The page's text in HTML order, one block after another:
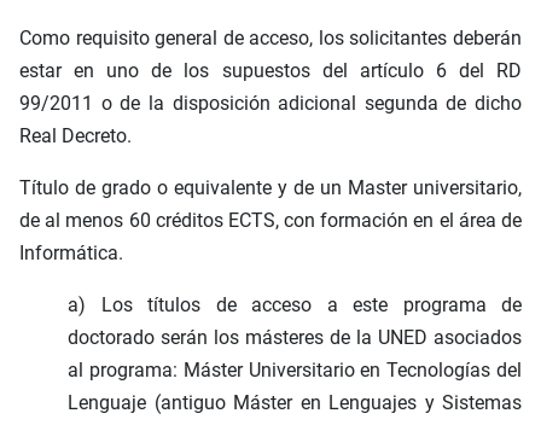
Como requisito general de acceso, los solicitantes deberán
estar en uno de los supuestos del artículo 6 del RD
99/2011 o de la disposición adicional segunda de dicho
Real Decreto.
Título de grado o equivalente y de un Master universitario,
de al menos 60 créditos ECTS, con formación en el área de
Informática.
a) Los títulos de acceso a este programa de
doctorado serán los másteres de la UNED asociados
al programa: Máster Universitario en Tecnologías del
Lenguaje (antiguo Máster en Lenguajes y Sistemas